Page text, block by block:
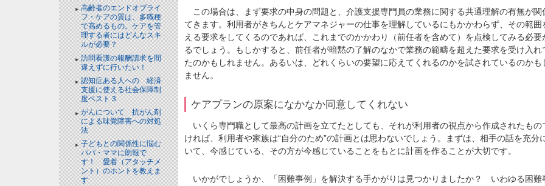
高齢者のエンドオブライ
フ・ケアの質は、多職種
で高めるもの。ケアを管
理する者にはどんなスキ
ルが必要？
訪問看護の報酬請求を間
違えずに行いたい！
認知症ある人への 経済
支援に使える社会保障制
度ベスト３
がんについて 抗がん剤
による味覚障害への対処
法
子どもとの関係性に悩む
パパ・ママに朗報で
す！ 愛着（アタッチメ
ント）のホントを教えま
す
この場合は、まず要求の中身の問題と、介護支援専門員の業務に関する共通理解の有無が関
てきます。利用者がきちんとケアマネジャーの仕事を理解しているにもかかわらず、その範囲
える要求をしてくるのであれば、これまでのかかわり（前任者を含めて）を点検してみる必要
るでしょう。もしかすると、前任者が暗黙の了解のなかで業務の範疇を超えた要求を受け入れ
たのかもしれません。あるいは、どれくらいの要望に応えてくれるのかを試されているのかも
ません。
ケアプランの原案になかなか同意してくれない
いくら専門職として最高の計画を立てたとしても、それが利用者の視点から作成されたもの
ければ、利用者や家族は“自分のため”の計画とは思わないでしょう。まずは、相手の話を充分
いて、今感じている、その方が今感じていることをもとに計画を作ることが大切です。
いかがでしょうか、「困難事例」を解決する手かがりは見つかりましたか？ いわゆる困難